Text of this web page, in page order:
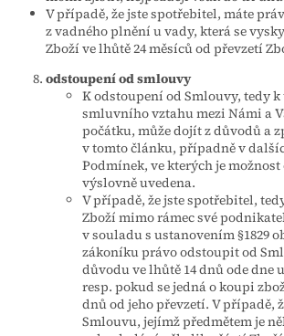
V případě, že jste spotřebitel, máte
z vadného plnění u vady, která se
Zboží ve lhůtě 24 měsíců od převzetí
odstoupení od smlouvy
K odstoupení od Smlouvy, tedy
smluvního vztahu mezi Námi a
počátku, může dojít z důvodů a
v tomto článku, případně v
Podmínek, ve kterých je
výslovně uvedena.
V případě, že jste spotřebitel,
Zboží mimo rámec své
v souladu s ustanovením §1829
zákoníku právo odstoupit od
důvodu ve lhůtě 14 dnů ode dne
resp. pokud se jedná o koupi
dnů od jeho převzetí. V případě,
Smlouvu, jejímž předmětem je